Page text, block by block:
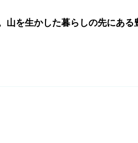
山を生かした暮らしの先にある